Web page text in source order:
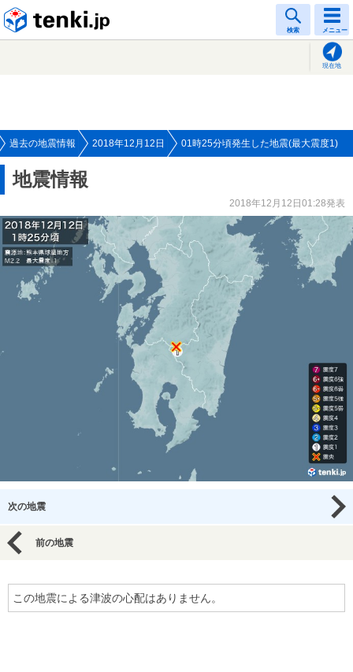
検索 メニュー
現在地
過去の地震情報 2018年12月12日 01時25分頃発生した地震(最大震度1)
地震情報
2018年12月12日01:28発表
次の地震
前の地震
この地震による津波の心配はありません。